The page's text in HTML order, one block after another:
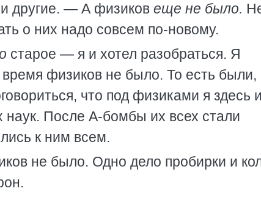
другие. — А физиков еще не было.
о них надо совсем по-новому.
старое — я и хотел разобраться. Я
физиков не было. То есть были,
что под физиками я здесь и
После А-бомбы их всех стали
к ним всем.
не было. Одно дело пробирки и